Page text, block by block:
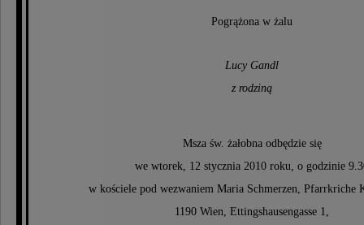
Pogrążona w żalu
Lucy Gandl
z rodziną
Msza św. żałobna odbędzie się
we wtorek, 12 stycznia 2010 roku, o godzinie
w kościele pod wezwaniem Maria Schmerzen, Pfarrkriche
1190 Wien, Ettingshausengasse 1,